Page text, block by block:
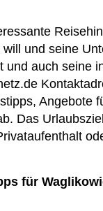
und seine
und auch seine
Angebote
Das
für